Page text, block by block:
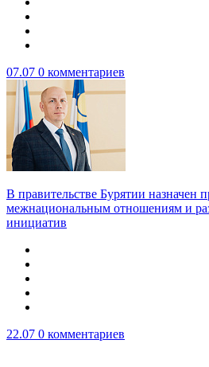
07.07 0 комментариев
В правительстве Бурятии назначен
межнациональным отношениям и
инициатив
22.07 0 комментариев